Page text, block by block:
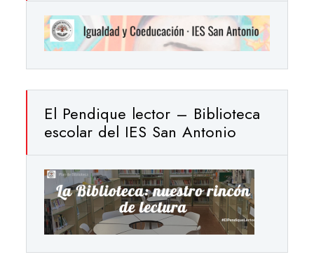
El Pendique lector – Biblioteca
escolar del IES San Antonio